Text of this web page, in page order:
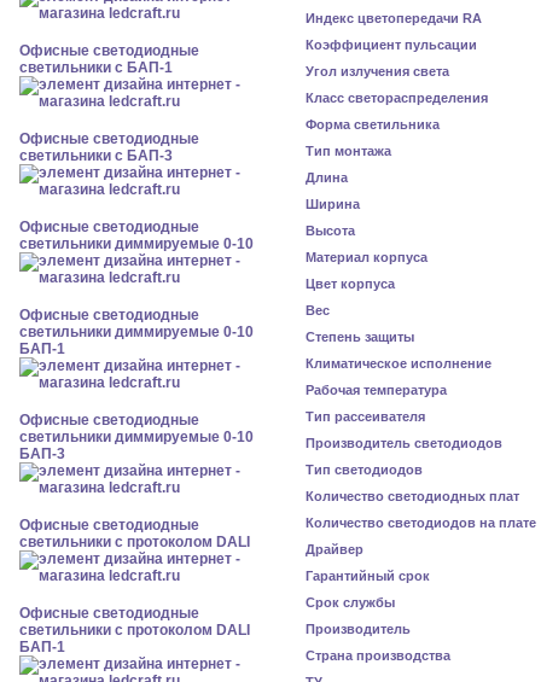
Офисные светодиодные
светильники с БАП-1
Офисные светодиодные
светильники с БАП-3
Офисные светодиодные
светильники диммируемые 0-10
Офисные светодиодные
светильники диммируемые 0-10
БАП-1
Офисные светодиодные
светильники диммируемые 0-10
БАП-3
Офисные светодиодные
светильники с протоколом DALI
Офисные светодиодные
светильники с протоколом DALI
БАП-1
Индекс цветопередачи RA
Коэффициент пульсации
Угол излучения света
Класс светораспределения
Форма светильника
Тип монтажа
Длина
Ширина
Высота
Материал корпуса
Цвет корпуса
Вес
Степень защиты
Климатическое исполнение
Рабочая температура
Тип рассеивателя
Производитель светодиодов
Тип светодиодов
Количество светодиодных плат
Количество светодиодов на плате
Драйвер
Гарантийный срок
Срок службы
Производитель
Страна производства